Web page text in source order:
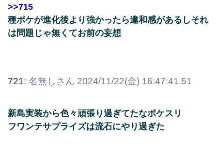
>>715
種ポケが進化後より強かったら違和感があるしそれ
は問題じゃ無くてお前の妄想
721: 名無しさん 2024/11/22(金) 16:47:41.51
新島実装から色々頑張り過ぎてたなポケスリ
フワンテサプライズは流石にやり過ぎた